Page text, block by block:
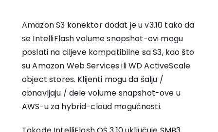
Amazon S3 konektor dodat je u v3.10 tako da
se IntelliFlash volume snapshot-ovi mogu
poslati na ciljeve kompatibilne sa S3, kao što
su Amazon Web Services ili WD ActiveScale
object stores. Klijenti mogu da šalju /
obnavljaju / dele volume snapshot-ove u
AWS-u za hybrid-cloud mogućnosti.